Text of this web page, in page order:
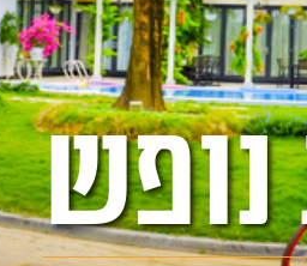
נופש